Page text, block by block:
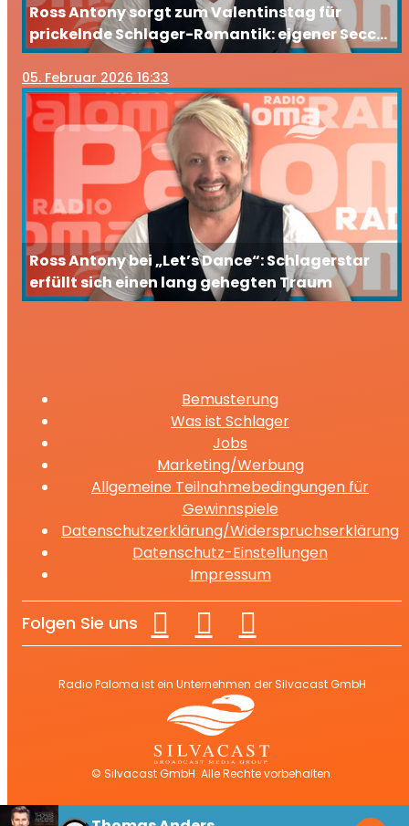
Ross Antony sorgt zum Valentinstag für
prickelnde Schlager-Romantik: eigener Secco
erscheint
05. Februar 2026 16:33
Ross Antony bei „Let’s Dance“: Schlagerstar
erfüllt sich einen lang gehegten Traum
Bemusterung
Was ist Schlager
Jobs
Marketing/Werbung
Allgemeine Teilnahmebedingungen für
Gewinnspiele
Datenschutzerklärung/Widerspruchserklärung
Datenschutz-Einstellungen
Impressum
Folgen Sie uns
Radio Paloma ist ein Unternehmen der Silvacast GmbH
© Silvacast GmbH. Alle Rechte vorbehalten.